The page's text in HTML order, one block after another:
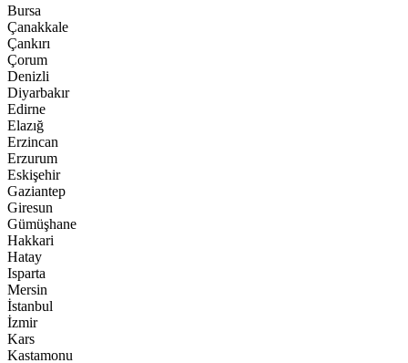
Bursa
Çanakkale
Çankırı
Çorum
Denizli
Diyarbakır
Edirne
Elazığ
Erzincan
Erzurum
Eskişehir
Gaziantep
Giresun
Gümüşhane
Hakkari
Hatay
Isparta
Mersin
İstanbul
İzmir
Kars
Kastamonu